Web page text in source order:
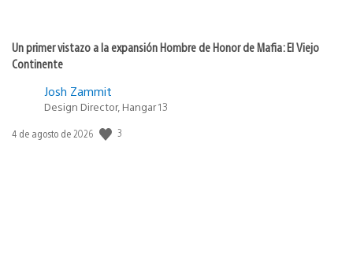
Un primer vistazo a la expansión Hombre de Honor de Mafia: El Viejo
Continente
Josh Zammit
Design Director, Hangar 13
Fecha
4 de agosto de 2026 3